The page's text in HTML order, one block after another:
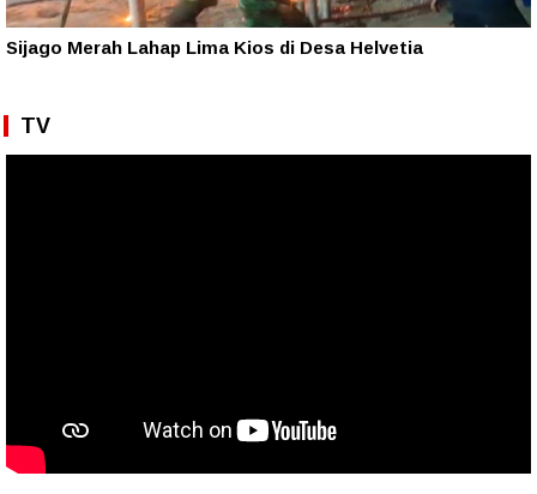
Sijago Merah Lahap Lima Kios di Desa Helvetia
TV